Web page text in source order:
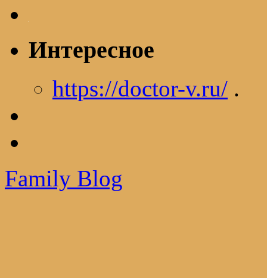
Интересное
https://doctor-v.ru/ .
Family Blog